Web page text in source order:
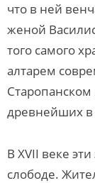
что в ней
женой
того самого
алтарем
древнейших в
В XVII веке
слободе.